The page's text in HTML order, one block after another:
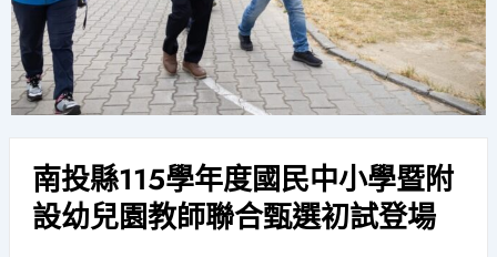
南投縣115學年度國民中小學暨附
設幼兒園教師聯合甄選初試登場